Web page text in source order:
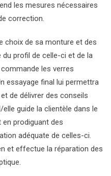
les mesures nécessaires
correction.
choix de sa monture et des
profil de celle-ci et de la
les verres
essayage final lui permettra
de délivrer des conseils
guide la clientèle dans le
prodiguant des
adéquate de celles-ci.
et effectue la réparation des